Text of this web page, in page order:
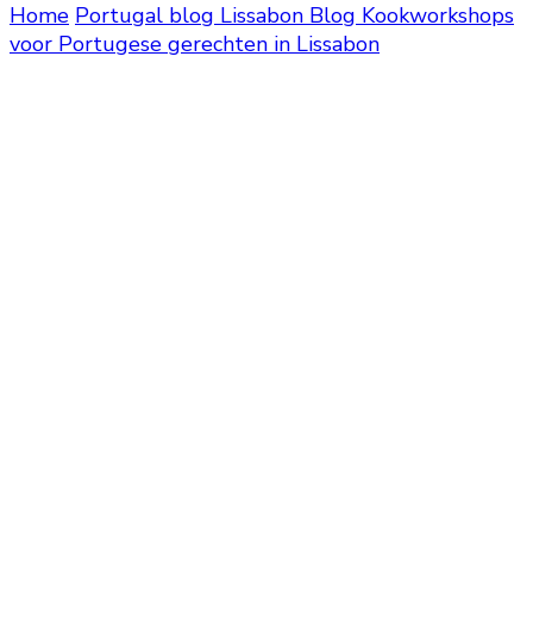
Home Portugal blog Lissabon Blog Kookworkshops
voor Portugese gerechten in Lissabon